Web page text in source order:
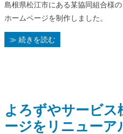
島根県松江市にある某協同組合様の
ホームページを制作しました。
≫ 続きを読む
よろずやサービス
ージをリニューア